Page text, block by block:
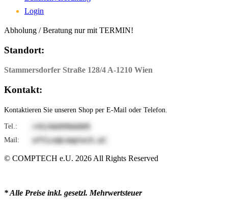
Login
Abholung / Beratung nur mit TERMIN!
Standort:
Stammersdorfer Straße 128/4 A-1210 Wien
Kontakt:
Kontaktieren Sie unseren Shop per E-Mail oder Telefon.
Tel.: 9006699066/34+
Mail: ta.hcetpmoc@eciffo
© COMPTECH e.U. 2026 All Rights Reserved
* Alle Preise inkl. gesetzl. Mehrwertsteuer